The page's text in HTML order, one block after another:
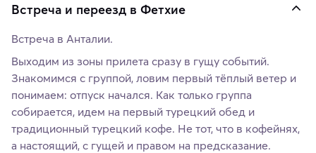
Встреча и переезд в Фетхие
Встреча в Анталии.
Выходим из зоны прилета сразу в гущу событий.
Знакомимся с группой, ловим первый тёплый ветер и
понимаем: отпуск начался. Как только группа
собирается, идем на первый турецкий обед и
традиционный турецкий кофе. Не тот, что в кофейнях,
а настоящий, с гущей и правом на предсказание.